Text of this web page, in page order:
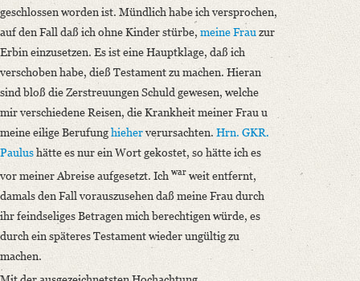
geschlossen worden ist. Mündlich habe ich versprochen,
auf den Fall daß ich ohne Kinder stürbe, meine Frau zur
Erbin einzusetzen. Es ist eine Hauptklage, daß ich
verschoben habe, dieß Testament zu machen. Hieran
sind bloß die Zerstreuungen Schuld gewesen, welche
mir verschiedene Reisen, die Krankheit meiner Frau u
meine eilige Berufunghieherverursachten. Hrn. GKR.
Paulushätte es nur ein Wort gekostet, so hätte ich es
vor meiner Abreise aufgesetzt. Ich war weit entfernt,
damals den Fall vorauszusehen daß meine Frau durch
ihr feindseliges Betragen mich berechtigen würde, es
durch ein späteres Testament wieder ungültig zu
machen.